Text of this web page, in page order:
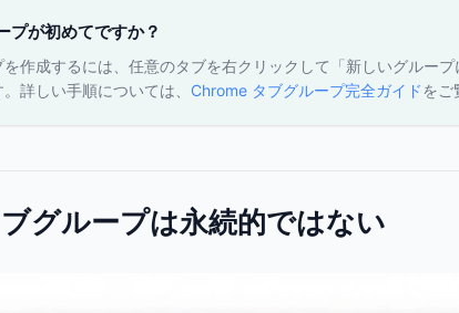
プが初めてですか？
を作成するには、任意のタブを右クリックして「新しいグルー
詳しい手順については、 Chrome タブグループ完全ガイドをご
グループは永続的ではない